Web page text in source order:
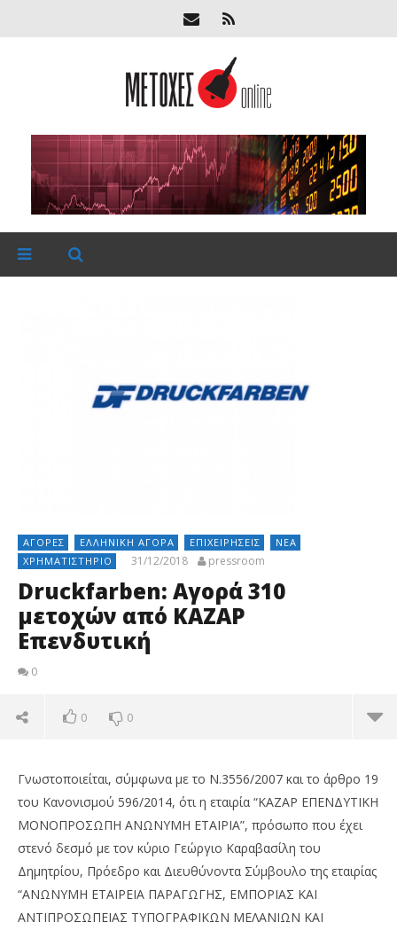
ΑΓΟΡΈΣ ΕΛΛΗΝΙΚΉ ΑΓΟΡΆ ΕΠΙΧΕΙΡΉΣΕΙΣ
ΝΈΑ
ΧΡΗΜΑΤΙΣΤΉΡΙΟ
31/12/2018 pressroom
Druckfarben: Αγορά 310
μετοχών από ΚΑΖΑΡ
Επενδυτική
0
0 0
Γνωστοποιείται, σύμφωνα με το Ν.3556/2007 και το άρθρο 19
του Κανονισμού 596/2014, ότι η εταιρία “ΚΑΖΑΡ ΕΠΕΝΔΥΤΙΚΗ
ΜΟΝΟΠΡΟΣΩΠΗ ΑΝΩΝΥΜΗ ΕΤΑΙΡΙΑ”, πρόσωπο που έχει
στενό δεσμό με τον κύριο Γεώργιο Καραβασίλη του
Δημητρίου, Πρόεδρο και Διευθύνοντα Σύμβουλο της εταιρίας
“ΑΝΩΝΥΜΗ ΕΤΑΙΡΕΙΑ ΠΑΡΑΓΩΓΗΣ, ΕΜΠΟΡΙΑΣ ΚΑΙ
ΑΝΤΙΠΡΟΣΩΠΕΙΑΣ ΤΥΠΟΓΡΑΦΙΚΩΝ ΜΕΛΑΝΙΩΝ ΚΑΙ